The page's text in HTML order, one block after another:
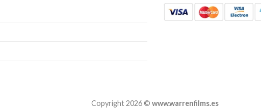
Copyright 2026 © www.warrenfilms.es